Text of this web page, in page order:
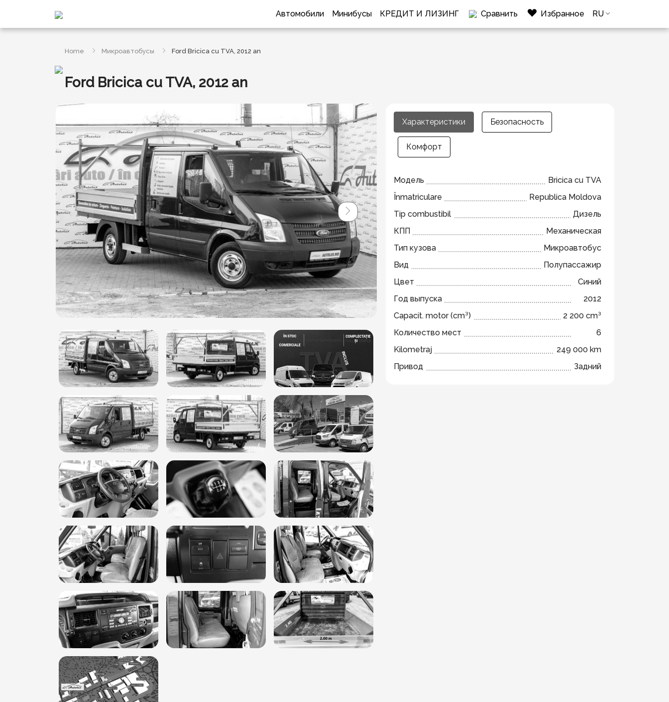
Автомобили Минибусы КРЕДИТ И ЛИЗИНГ Сравнить Избранное RU
Home Микроавтобусы Ford Bricica cu TVA, 2012 an
Ford Bricica cu TVA, 2012 an
Характеристики Безопасность
Комфорт
Модель
Bricica cu TVA
Înmatriculare
Republica Moldova
Tip combustibil
Дизель
КПП
Механическая
Тип кузова
Микроавтобус
Вид
Полупассажир
Цвет
Синий
Год выпуска
2012
Capacit. motor (cm³)
2 200 cm³
Количество мест
6
Kilometraj
249 000 km
Привод
Задний